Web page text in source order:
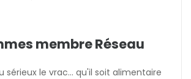
membre Réseau
sérieux le vrac... qu'il soit alimentaire